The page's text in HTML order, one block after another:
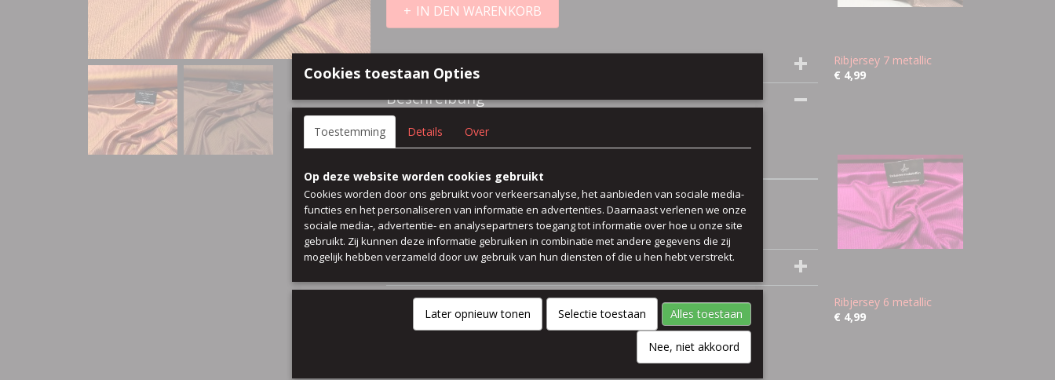
IN DEN WARENKORB
Beschreibung
93% polyester 7% elasthan t-shirt kleid rock
farbe rosa /orange
Preis pro 50 cm
breit 140 cm
Kommentare
Ribjersey 7 metallic
€ 4,99
Ribjersey 6 metallic
€ 4,99
Cookies toestaan Opties
Toestemming Details Over
Op deze website worden cookies gebruikt
Cookies worden door ons gebruikt voor verkeersanalyse, het aanbieden van sociale media-
functies en het personaliseren van informatie en advertenties. Daarnaast verlenen we onze
sociale media-, advertentie- en analysepartners toegang tot informatie over hoe u onze site
gebruikt. Zij kunnen deze informatie gebruiken in combinatie met andere gegevens die zij
mogelijk hebben verzameld door uw gebruik van hun diensten of die u hen hebt verstrekt.
Later opnieuw tonen Selectie toestaan Alles toestaan
Nee, niet akkoord